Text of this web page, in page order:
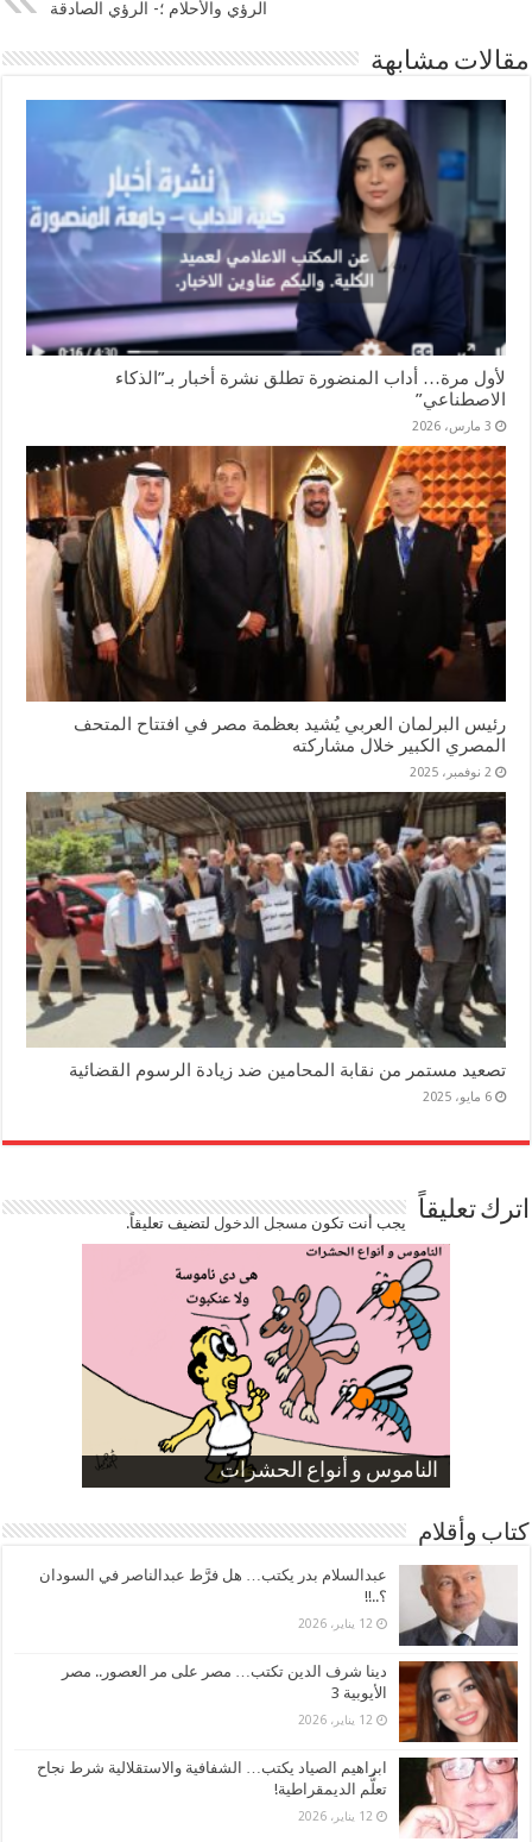
الرؤي والأحلام ؛- الرؤي الصادقة
مقالات مشابهة
لأول مرة… أداب المنضورة تطلق نشرة أخبار بـ”الذكاء
الاصطناعي”
3 مارس، 2026
رئيس البرلمان العربي يُشيد بعظمة مصر في افتتاح المتحف
المصري الكبير خلال مشاركته
2 نوفمبر، 2025
تصعيد مستمر من نقابة المحامين ضد زيادة الرسوم القضائية
6 مايو، 2025
اترك تعليقاً يجب أنت تكون مسجل الدخوللتضيف تعليقاً.
الناموس و أنواع الحشرات
الموظفين بعد ارتفاع الأسعار
ارتفاع نسبة الطلاق في مصر
صورة كاركاتيرية
صورة كاركاتيرية
كتاب وأقلام
عبدالسلام بدر يكتب… هل فرَّط عبدالناصر في السودان
؟..!!
12 يناير، 2026
دينا شرف الدين تكتب… مصر على مر العصور.. مصر
الأيوبية 3
12 يناير، 2026
ابراهيم الصياد يكتب… الشفافية والاستقلالية شرط نجاح
تعلُّم الديمقراطية!
12 يناير، 2026